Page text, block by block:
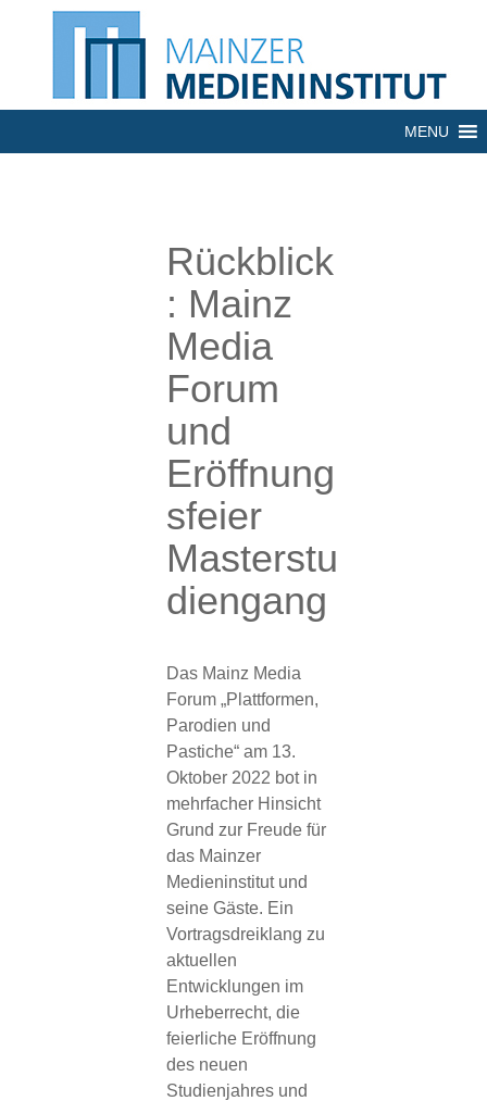
MENU
Rückblick
: Mainz
Media
Forum
und
Eröffnung
sfeier
Masterstu
diengang
Das Mainz Media
Forum „Plattformen,
Parodien und
Pastiche“ am 13.
Oktober 2022 bot in
mehrfacher Hinsicht
Grund zur Freude für
das Mainzer
Medieninstitut und
seine Gäste. Ein
Vortragsdreiklang zu
aktuellen
Entwicklungen im
Urheberrecht, die
feierliche Eröffnung
des neuen
Studienjahres und